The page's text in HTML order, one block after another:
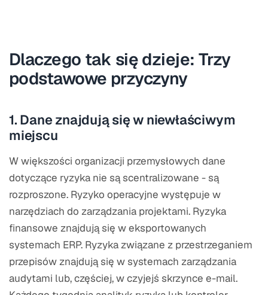
Dlaczego tak się dzieje: Trzy
podstawowe przyczyny
1. Dane znajdują się w niewłaściwym
miejscu
W większości organizacji przemysłowych dane
dotyczące ryzyka nie są scentralizowane - są
rozproszone. Ryzyko operacyjne występuje w
narzędziach do zarządzania projektami. Ryzyka
finansowe znajdują się w eksportowanych
systemach ERP. Ryzyka związane z przestrzeganiem
przepisów znajdują się w systemach zarządzania
audytami lub, częściej, w czyjejś skrzynce e-mail.